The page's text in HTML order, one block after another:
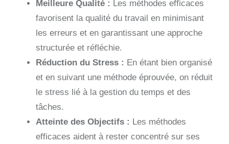
Meilleure Qualité : Les méthodes efficaces
favorisent la qualité du travail en minimisant
les erreurs et en garantissant une approche
structurée et réfléchie.
Réduction du Stress : En étant bien organisé
et en suivant une méthode éprouvée, on réduit
le stress lié à la gestion du temps et des
tâches.
Atteinte des Objectifs : Les méthodes
efficaces aident à rester concentré sur ses